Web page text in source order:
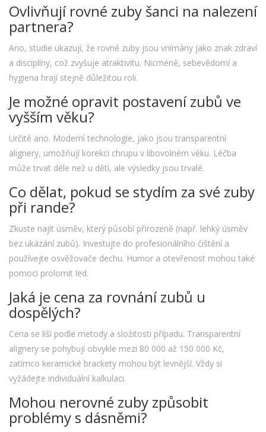
Ovlivňují rovné zuby šanci na nalezení
partnera?
Ano, studie ukazují, že rovné zuby jsou vnímány jako znak zdraví
a disciplíny, což zvyšuje atraktivitu. Nicméně, sebevědomí a
hygiena hrají stejně důležitou roli.
Je možné opravit postavení zubů ve
vyšším věku?
Určitě ano. Moderní technologie, jako jsou transparentní
alignery, umožňují korekci chrupu v libovolném věku. Léčba
může trvat déle než u dětí, ale výsledky jsou trvalé.
Co dělat, pokud se stydím za své zuby
při rande?
Zkuste najít úsměv, který působí přirozeně (např. lehký úsměv
bez ukázání zubů). Investujte do profesionálního čištění a
používejte osvěžovače dechu. Humor a otevřenost mohou také
pomoci prolomit led.
Jaká je cena za rovnání zubů u
dospělých?
Cena se liší podle metody a složitosti případu. Transparentní
alignery se pohybují obvykle mezi 80 000 až 150 000 Kč,
zatímco keramické brackety mohou být levnější. Vždy si
vyžádejte individuální kalkulaci.
Mohou nerovné zuby způsobit
problémy s dásněmi?